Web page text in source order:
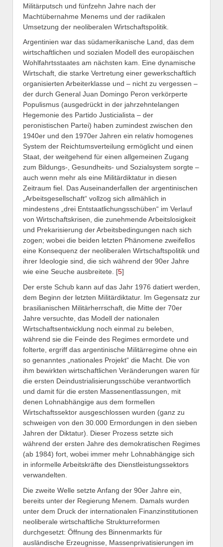
Militärputsch und fünfzehn Jahre nach der
Machtübernahme Menems und der radikalen
Umsetzung der neoliberalen Wirtschaftspolitik.
Argentinien war das südamerikanische Land, das dem
wirtschaftlichen und sozialen Modell des europäischen
Wohlfahrtsstaates am nächsten kam. Eine dynamische
Wirtschaft, die starke Vertretung einer gewerkschaftlich
organisierten Arbeiterklasse und – nicht zu vergessen –
der durch General Juan Domingo Peron verkörperte
Populismus (ausgedrückt in der jahrzehntelangen
Hegemonie des Partido Justicialista – der
peronistischen Partei) haben zumindest zwischen den
1940er und den 1970er Jahren ein relativ homogenes
System der Reichtumsverteilung ermöglicht und einen
Staat, der weitgehend für einen allgemeinen Zugang
zum Bildungs-, Gesundheits- und Sozialsystem sorgte –
auch wenn mehr als eine Militärdiktatur in diesen
Zeitraum fiel. Das Auseinanderfallen der argentinischen
„Arbeitsgesellschaft“ vollzog sich allmählich in
mindestens „drei Entstaatlichungsschüben“ im Verlauf
von Wirtschaftskrisen, die zunehmende Arbeitslosigkeit
und Prekarisierung der Arbeitsbedingungen nach sich
zogen; wobei die beiden letzten Phänomene zweifellos
eine Konsequenz der neoliberalen Wirtschaftspolitik und
ihrer Ideologie sind, die sich während der 90er Jahre
wie eine Seuche ausbreitete. [5]
Der erste Schub kann auf das Jahr 1976 datiert werden,
dem Beginn der letzten Militärdiktatur. Im Gegensatz zur
brasilianischen Militärherrschaft, die Mitte der 70er
Jahre versuchte, das Modell der nationalen
Wirtschaftsentwicklung noch einmal zu beleben,
während sie die Feinde des Regimes ermordete und
folterte, ergriff das argentinische Militärregime ohne ein
so genanntes „nationales Projekt“ die Macht. Die von
ihm bewirkten wirtschaftlichen Veränderungen waren für
die ersten Deindustrialisierungsschübe verantwortlich
und damit für die ersten Massenentlassungen, mit
denen Lohnabhängige aus dem formellen
Wirtschaftssektor ausgeschlossen wurden (ganz zu
schweigen von den 30.000 Ermordungen in den sieben
Jahren der Diktatur). Dieser Prozess setzte sich
während der ersten Jahre des demokratischen Regimes
(ab 1984) fort, wobei immer mehr Lohnabhängige sich
in informelle Arbeitskräfte des Dienstleistungssektors
verwandelten.
Die zweite Welle setzte Anfang der 90er Jahre ein,
bereits unter der Regierung Menem. Damals wurden
unter dem Druck der internationalen Finanzinstitutionen
neoliberale wirtschaftliche Strukturreformen
durchgesetzt: Öffnung des Binnenmarkts für
ausländische Erzeugnisse, Massenprivatisierungen im